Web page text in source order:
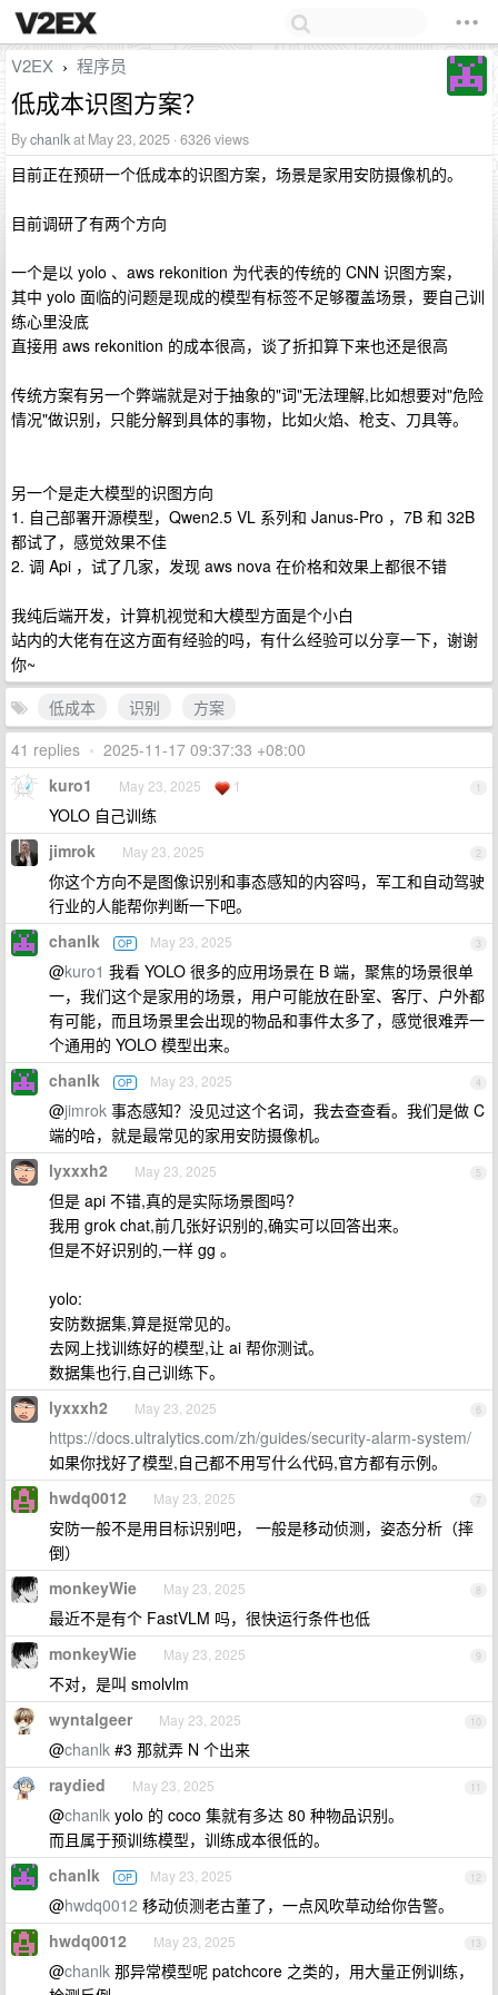
V2EX › 程序员
低成本识图方案？
Bychanlkat May 23, 2025 · 6326 views
目前正在预研一个低成本的识图方案，场景是家用安防摄像机的。
目前调研了有两个方向
一个是以 yolo 、aws rekonition 为代表的传统的 CNN 识图方案，
其中 yolo 面临的问题是现成的模型有标签不足够覆盖场景，要自己训
练心里没底
直接用 aws rekonition 的成本很高，谈了折扣算下来也还是很高
传统方案有另一个弊端就是对于抽象的"词"无法理解,比如想要对"危险
情况"做识别，只能分解到具体的事物，比如火焰、枪支、刀具等。
另一个是走大模型的识图方向
1. 自己部署开源模型，Qwen2.5 VL 系列和 Janus-Pro ，7B 和 32B
都试了，感觉效果不佳
2. 调 Api ，试了几家，发现 aws nova 在价格和效果上都很不错
我纯后端开发，计算机视觉和大模型方面是个小白
站内的大佬有在这方面有经验的吗，有什么经验可以分享一下，谢谢
你~
低成本
识别
方案
41 replies • 2025-11-17 09:37:33 +08:00
1
kuro1 May 23, 2025 1
YOLO 自己训练
2
jimrok May 23, 2025
你这个方向不是图像识别和事态感知的内容吗，军工和自动驾驶
行业的人能帮你判断一下吧。
3
chanlk OP May 23, 2025
@kuro1 我看 YOLO 很多的应用场景在 B 端，聚焦的场景很单
一，我们这个是家用的场景，用户可能放在卧室、客厅、户外都
有可能，而且场景里会出现的物品和事件太多了，感觉很难弄一
个通用的 YOLO 模型出来。
4
chanlk OP May 23, 2025
@jimrok 事态感知？没见过这个名词，我去查查看。我们是做 C
端的哈，就是最常见的家用安防摄像机。
5
lyxxxh2 May 23, 2025
但是 api 不错,真的是实际场景图吗?
我用 grok chat,前几张好识别的,确实可以回答出来。
但是不好识别的,一样 gg 。
yolo:
安防数据集,算是挺常见的。
去网上找训练好的模型,让 ai 帮你测试。
数据集也行,自己训练下。
6
lyxxxh2 May 23, 2025
https://docs.ultralytics.com/zh/guides/security-alarm-system/
如果你找好了模型,自己都不用写什么代码,官方都有示例。
7
hwdq0012 May 23, 2025
安防一般不是用目标识别吧， 一般是移动侦测，姿态分析（摔
倒）
8
monkeyWie May 23, 2025
最近不是有个 FastVLM 吗，很快运行条件也低
9
monkeyWie May 23, 2025
不对，是叫 smolvlm
10
wyntalgeer May 23, 2025
@chanlk #3 那就弄 N 个出来
11
raydied May 23, 2025
@chanlk yolo 的 coco 集就有多达 80 种物品识别。
而且属于预训练模型，训练成本很低的。
12
chanlk OP May 23, 2025
@hwdq0012 移动侦测老古董了，一点风吹草动给你告警。
13
hwdq0012 May 23, 2025
@chanlk 那异常模型呢 patchcore 之类的，用大量正例训练，